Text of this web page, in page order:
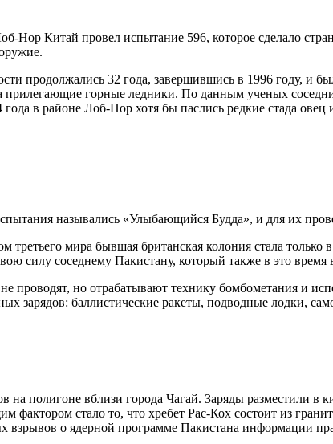
Нор Китай провел испытание 596, которое сделало
продолжались 32 года, завершившись в 1996 году,
прилегающие горные ледники. По данным ученых
в районе Лоб-Нор хотя бы паслись редкие стада
назывались «Улыбающийся Будда», и для их
мира бывшая британская колония стала только
силу соседнему Пакистану, который также в это
проводят, но отрабатывают технику бомбометания и
зарядов: баллистические ракеты, подводные лодки,
на полигоне вблизи города Чагай. Заряды разместили
фактором стало то, что хребет Рас-Кох состоит из
о ядерной программе Пакистана информации